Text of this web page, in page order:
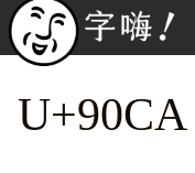
U+90CA